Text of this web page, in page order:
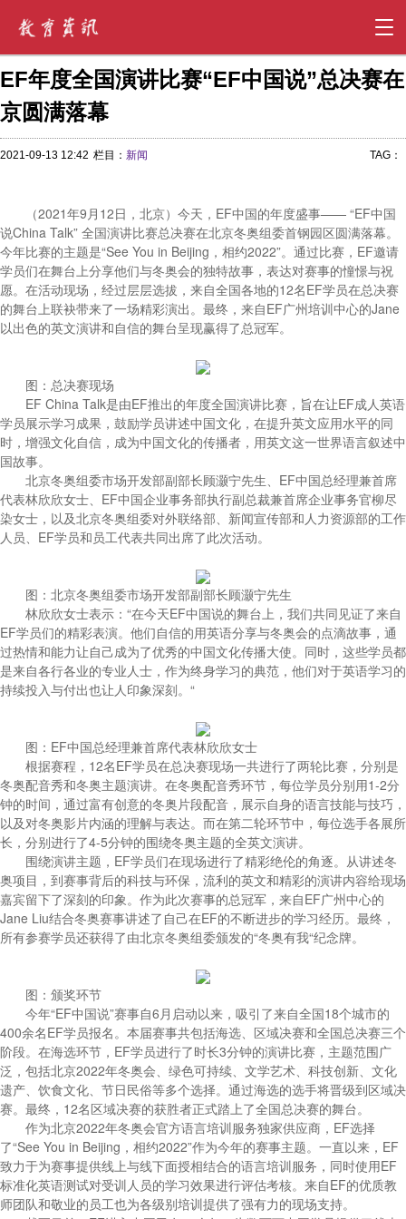
EF年度全国演讲比赛“EF中国说”总决赛在
京圆满落幕
2021-09-13 12:42 栏目： 新闻 TAG：
（2021年9月12日，北京）今天，EF中国的年度盛事—— “EF中国
说China Talk” 全国演讲比赛总决赛在北京冬奥组委首钢园区圆满落幕。
今年比赛的主题是“See You in Beijing，相约2022”。通过比赛，EF邀请
学员们在舞台上分享他们与冬奥会的独特故事，表达对赛事的憧憬与祝
愿。在活动现场，经过层层选拔，来自全国各地的12名EF学员在总决赛
的舞台上联袂带来了一场精彩演出。最终，来自EF广州培训中心的Jane
以出色的英文演讲和自信的舞台呈现赢得了总冠军。
图：总决赛现场
EF China Talk是由EF推出的年度全国演讲比赛，旨在让EF成人英语
学员展示学习成果，鼓励学员讲述中国文化，在提升英文应用水平的同
时，增强文化自信，成为中国文化的传播者，用英文这一世界语言叙述中
国故事。
北京冬奥组委市场开发部副部长顾灏宁先生、EF中国总经理兼首席
代表林欣欣女士、EF中国企业事务部执行副总裁兼首席企业事务官柳尽
染女士，以及北京冬奥组委对外联络部、新闻宣传部和人力资源部的工作
人员、EF学员和员工代表共同出席了此次活动。
图：北京冬奥组委市场开发部副部长顾灏宁先生
林欣欣女士表示：“在今天EF中国说的舞台上，我们共同见证了来自
EF学员们的精彩表演。他们自信的用英语分享与冬奥会的点滴故事，通
过热情和能力让自己成为了优秀的中国文化传播大使。同时，这些学员都
是来自各行各业的专业人士，作为终身学习的典范，他们对于英语学习的
持续投入与付出也让人印象深刻。“
图：EF中国总经理兼首席代表林欣欣女士
根据赛程，12名EF学员在总决赛现场一共进行了两轮比赛，分别是
冬奥配音秀和冬奥主题演讲。在冬奥配音秀环节，每位学员分别用1-2分
钟的时间，通过富有创意的冬奥片段配音，展示自身的语言技能与技巧，
以及对冬奥影片内涵的理解与表达。而在第二轮环节中，每位选手各展所
长，分别进行了4-5分钟的围绕冬奥主题的全英文演讲。
围绕演讲主题，EF学员们在现场进行了精彩绝伦的角逐。从讲述冬
奥项目，到赛事背后的科技与环保，流利的英文和精彩的演讲内容给现场
嘉宾留下了深刻的印象。作为此次赛事的总冠军，来自EF广州中心的
Jane Liu结合冬奥赛事讲述了自己在EF的不断进步的学习经历。最终，
所有参赛学员还获得了由北京冬奥组委颁发的“冬奥有我“纪念牌。
图：颁奖环节
今年“EF中国说”赛事自6月启动以来，吸引了来自全国18个城市的
400余名EF学员报名。本届赛事共包括海选、区域决赛和全国总决赛三个
阶段。在海选环节，EF学员进行了时长3分钟的演讲比赛，主题范围广
泛，包括北京2022年冬奥会、绿色可持续、文学艺术、科技创新、文化
遗产、饮食文化、节日民俗等多个选择。通过海选的选手将晋级到区域决
赛。最终，12名区域决赛的获胜者正式踏上了全国总决赛的舞台。
作为北京2022年冬奥会官方语言培训服务独家供应商，EF选择
了“See You in Beijing，相约2022”作为今年的赛事主题。一直以来，EF
致力于为赛事提供线上与线下面授相结合的语言培训服务，同时使用EF
标准化英语测试对受训人员的学习效果进行评估考核。来自EF的优质教
师团队和敬业的员工也为各级别培训提供了强有力的现场支持。